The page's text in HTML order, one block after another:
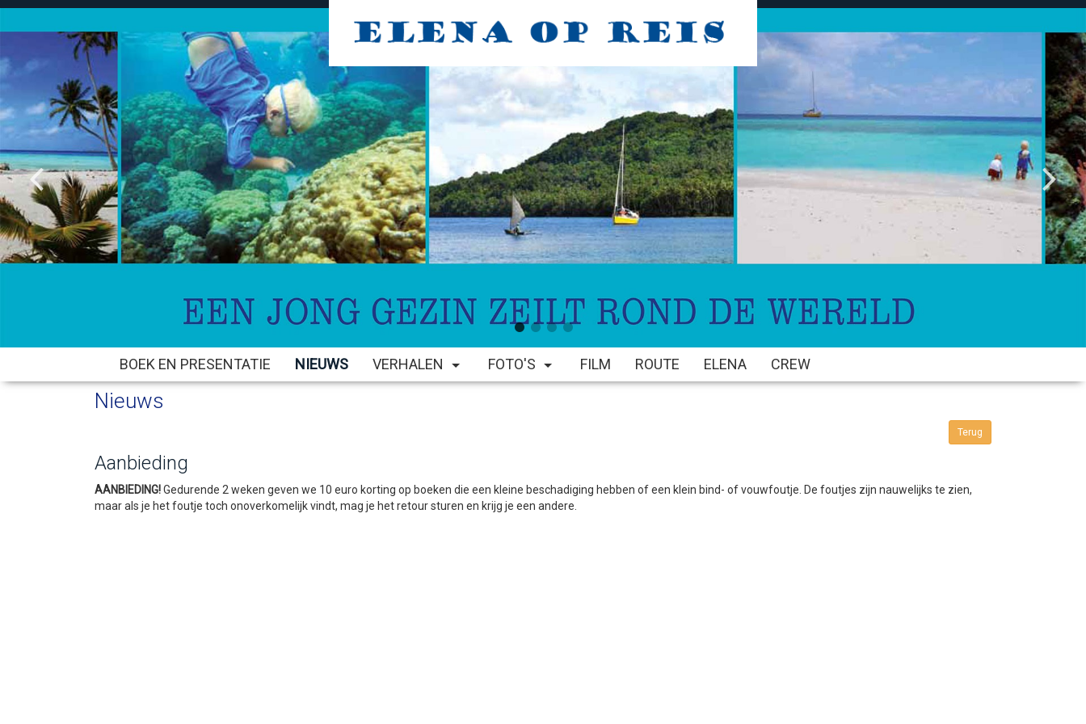
BOEK EN PRESENTATIE NIEUWS VERHALEN FOTO'S FILM ROUTE ELENA CREW
Nieuws
Terug
Aanbieding
AANBIEDING!Gedurende 2 weken geven we 10 euro korting op boeken die een kleine beschadiging hebben of een klein bind- of vouwfoutje. De foutjes zijn nauwelijks te zien,
maar als je het foutje toch onoverkomelijk vindt, mag je het retour sturen en krijg je een andere.